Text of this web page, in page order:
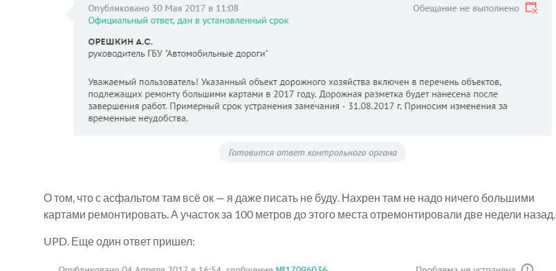
О том, что с асфальтом там всё ок — я даже писать не буду. Нахрен там не надо ничего большими
картами ремонтировать. А участок за 100 метров до этого места отремонтировали две недели назад…
UPD. Еще один ответ пришел: